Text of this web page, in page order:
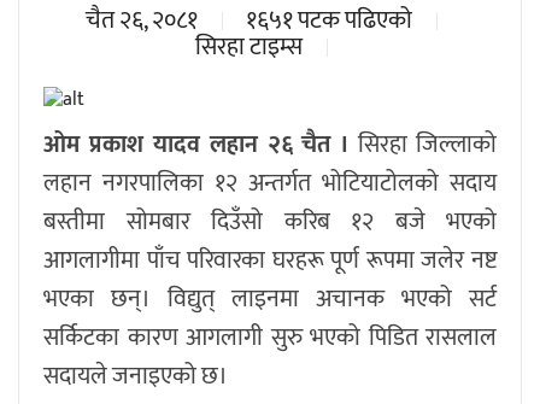
चैत २६, २०८१ १६५१ पटक पढिएको
सिरहा टाइम्स
ओम प्रकाश यादव लहान २६ चैत । सिरहा जिल्लाको
लहान नगरपालिका १२ अन्तर्गत भोटियाटोलको सदाय
बस्तीमा सोमबार दिउँसो करिब १२ बजे भएको
आगलागीमा पाँच परिवारका घरहरू पूर्ण रूपमा जलेर नष्ट
भएका छन्। विद्युत् लाइनमा अचानक भएको सर्ट
सर्किटका कारण आगलागी सुरु भएको पिडित रासलाल
सदायले जनाइएको छ।